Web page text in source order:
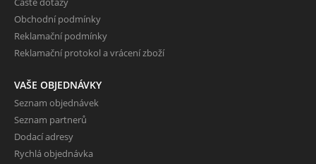
Obchodní podmínky
Reklamační podmínky
Reklamační protokol a vrácení zboží
VAŠE OBJEDNÁVKY
Seznam objednávek
Seznam partnerů
Dodací adresy
Rychlá objednávka